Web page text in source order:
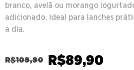
branco, avelã ou morango
adicionado. Ideal para lanches
a dia.
R$109,90 R$89,90